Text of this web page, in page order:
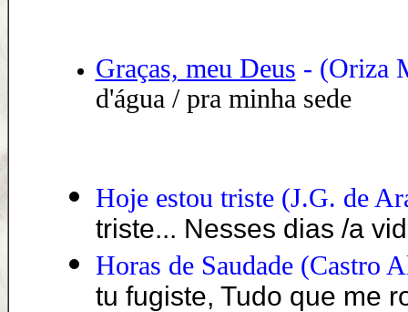
Graças, meu Deus - (Oriza
d'água / pra minha sede
Hoje estou triste (J.G. de
triste... Nesses dias /a
Horas de Saudade (Castro
tu fugiste, Tudo que me